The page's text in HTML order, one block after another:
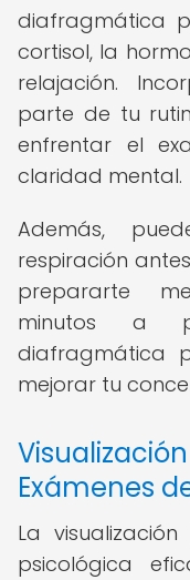
diafragmática
cortisol, la
relajación.
parte de tu
enfrentar el
claridad mental.
Además,
respiración
prepararte
minutos a
diafragmática
mejorar tu
Exámenes
La
psicológica